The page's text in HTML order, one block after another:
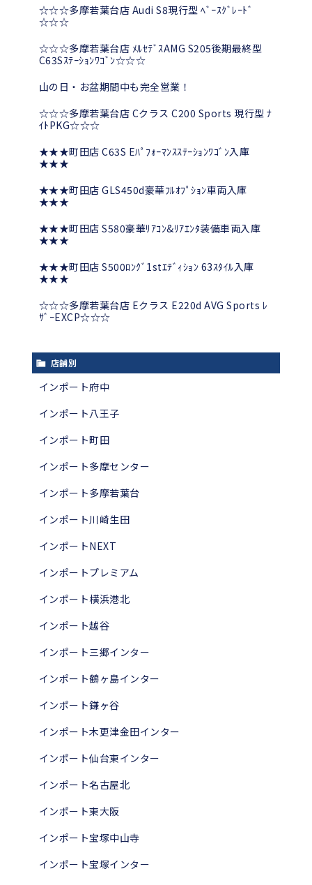
☆☆☆多摩若葉台店 Audi S8現行型 ﾍﾞｰｽｸﾞﾚｰﾄﾞ
☆☆☆
☆☆☆多摩若葉台店 ﾒﾙｾﾃﾞｽAMG S205後期最終型
C63Sｽﾃｰｼｮﾝﾜｺﾞﾝ☆☆☆
山の日・お盆期間中も完全営業！
☆☆☆多摩若葉台店 Cクラス C200 Sports 現行型 ﾅ
ｲﾄPKG☆☆☆
★★★町田店 C63S Eﾊﾟﾌｫｰﾏﾝｽｽﾃｰｼｮﾝﾜｺﾞﾝ入庫
★★★
★★★町田店 GLS450d豪華ﾌﾙｵﾌﾟｼｮﾝ車両入庫
★★★
★★★町田店 S580豪華ﾘｱｺﾝ&ﾘｱｴﾝﾀ装備車両入庫
★★★
★★★町田店 S500ﾛﾝｸﾞ1stｴﾃﾞｨｼｮﾝ 63ｽﾀｲﾙ入庫
★★★
☆☆☆多摩若葉台店 Eクラス E220d AVG Sports ﾚ
ｻﾞｰEXCP☆☆☆
店舗別
インポート府中
インポート八王子
インポート町田
インポート多摩センター
インポート多摩若葉台
インポート川崎生田
インポートNEXT
インポートプレミアム
インポート横浜港北
インポート越谷
インポート三郷インター
インポート鶴ヶ島インター
インポート鎌ヶ谷
インポート木更津金田インター
インポート仙台東インター
インポート名古屋北
インポート東大阪
インポート宝塚中山寺
インポート宝塚インター